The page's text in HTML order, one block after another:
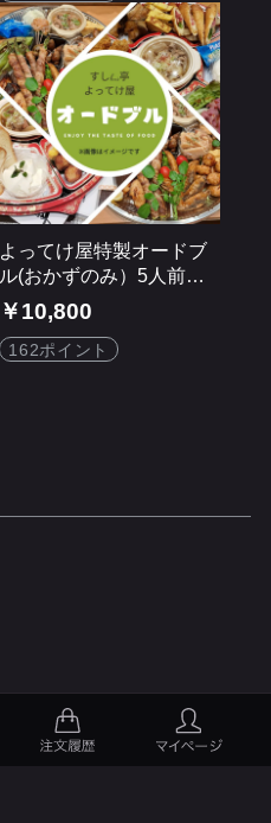
よってけ屋特製オードブ
ル(おかずのみ）5人前＜
店頭受け渡し商品です＞
￥10,800
162ポイント